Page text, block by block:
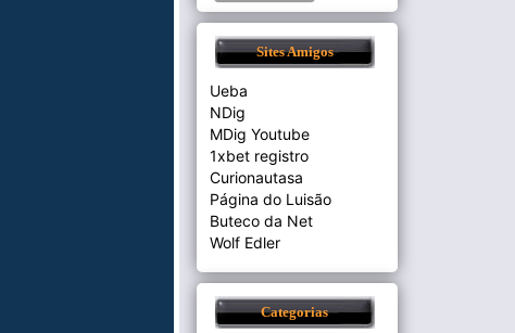
Sites Amigos
Ueba
NDig
MDig Youtube
1xbet registro
Curionautasa
Página do Luisão
Buteco da Net
Wolf Edler
Categorias